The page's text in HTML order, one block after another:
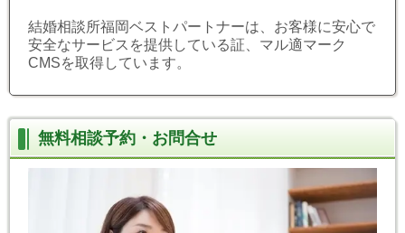
結婚相談所福岡ベストパートナーは、お客様に安心で
安全なサービスを提供している証、マル適マーク
CMSを取得しています。
無料相談予約・お問合せ